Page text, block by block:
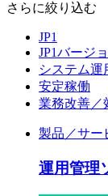
さらに絞り込む
JP1
JP1バージ
システム運
安定稼働
業務改善／
製品／サー
運用管理